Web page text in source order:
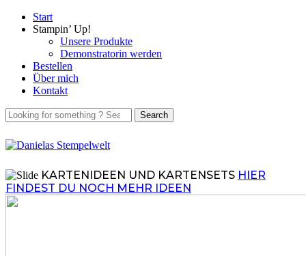
Start
Stampin’ Up!
Unsere Produkte
Demonstratorin werden
Bestellen
Über mich
Kontakt
KARTENIDEEN UND KARTENSETS HIER
FINDEST DU NOCH MEHR IDEEN